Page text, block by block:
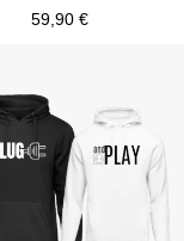
59,90 €